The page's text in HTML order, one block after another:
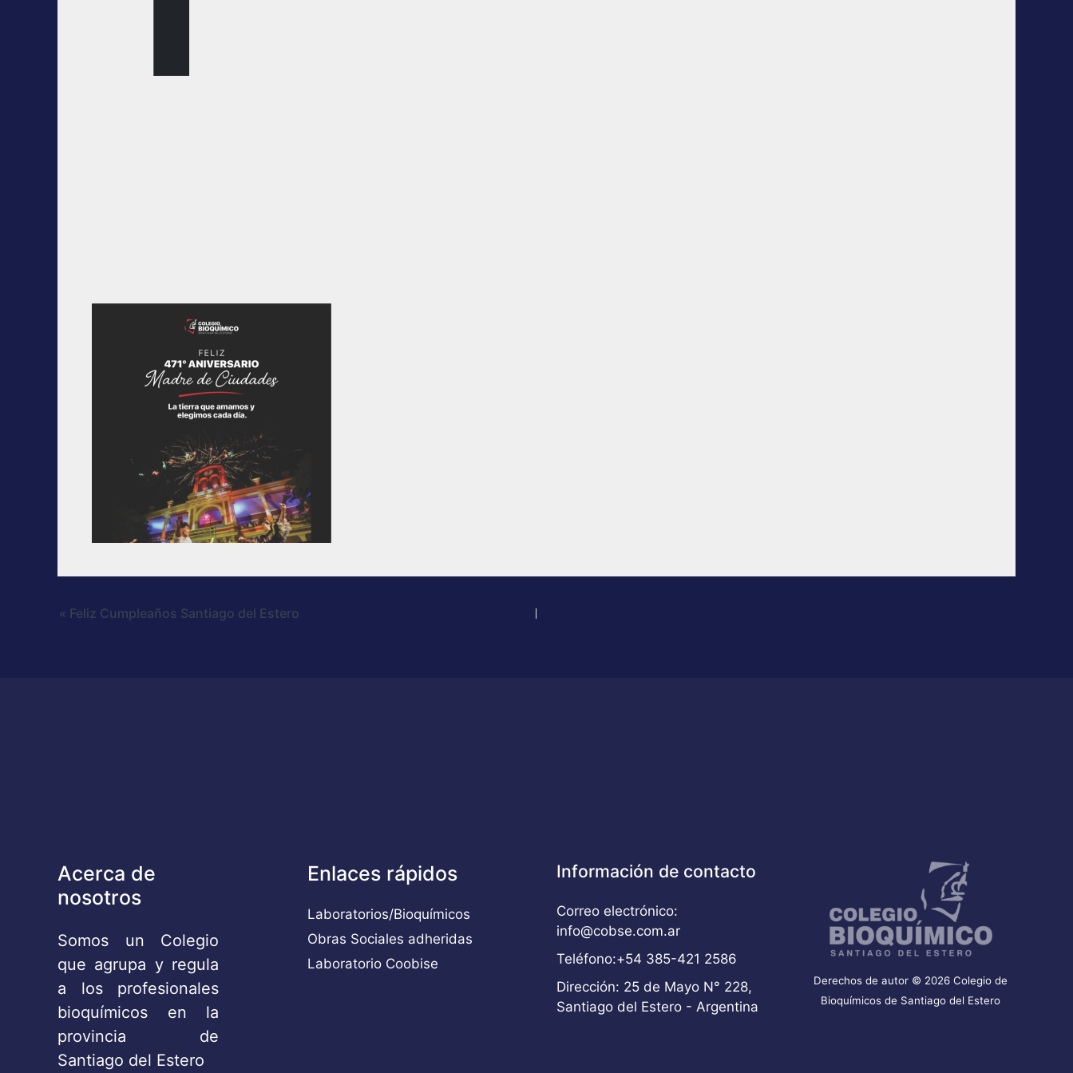
« Feliz Cumpleaños Santiago del Estero
Acerca de
nosotros
Somos un Colegio
que agrupa y regula
a los profesionales
bioquímicos en la
provincia de
Santiago del Estero
Enlaces rápidos
Laboratorios/Bioquímicos
Obras Sociales adheridas
Laboratorio Coobise
Información de contacto
Correo electrónico:
info@cobse.com.ar
Teléfono:+54 385-421 2586
Dirección: 25 de Mayo N° 228,
Santiago del Estero - Argentina
Derechos de autor © 2026 Colegio de
Bioquímicos de Santiago del Estero